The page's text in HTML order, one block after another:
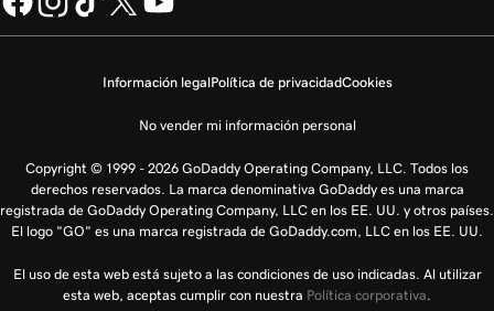
Información legalPolítica de privacidadCookies
No vender mi información personal
Copyright © 1999 - 2026 GoDaddy Operating Company, LLC. Todos los
derechos reservados. La marca denominativa GoDaddy es una marca
registrada de GoDaddy Operating Company, LLC en los EE. UU. y otros países.
El logo "GO" es una marca registrada de GoDaddy.com, LLC en los EE. UU.
El uso de esta web está sujeto a las condiciones de uso indicadas. Al utilizar
esta web, aceptas cumplir con nuestra Política corporativa.